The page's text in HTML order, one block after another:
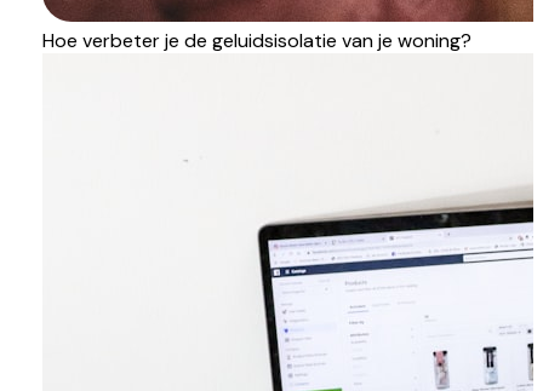
Hoe verbeter je de geluidsisolatie van je woning?